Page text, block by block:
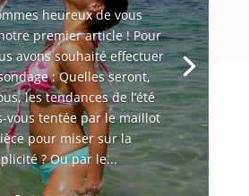
heureux de vous
premier article ! Pour
avons souhaité effectuer
: Quelles seront,
les tendances de l’été
vous tentée par le maillot
pour miser sur la
? Ou par le...